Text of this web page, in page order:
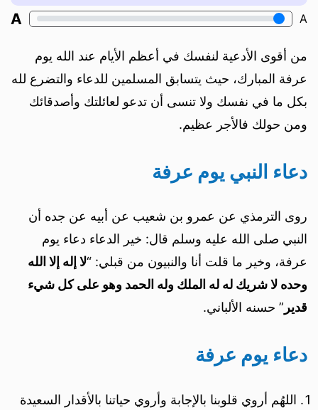
A
A
من أقوى الأدعية لنفسك في أعظم الأيام عند الله يوم
عرفة المبارك، حيث يتسابق المسلمين للدعاء والتضرع لله
بكل ما في نفسك ولا تنسى أن تدعو لعائلتك وأصدقائك
ومن حولك فالأجر عظيم.
دعاء النبي يوم عرفة
روى الترمذي عن عمرو بن شعيب عن أبيه عن جده أن
النبي صلى الله عليه وسلم قال: خير الدعاء دعاء يوم
عرفة، وخير ما قلت أنا والنبيون من قبلي: “لا إله إلا الله
وحده لا شريك له له الملك وله الحمد وهو على كل شيء
قدير ” حسنه الألباني.
دعاء يوم عرفة
اللهُم أروي قلوبنا بالإجابة وأروي حياتنا بالأقدار السعيدة